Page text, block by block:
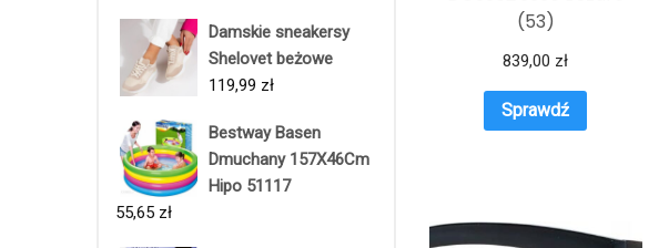
Damskie sneakersy
Shelovet beżowe
119,99 zł
Bestway Basen
Dmuchany 157X46Cm
Hipo 51117
55,65 zł
(53)
839,00 zł
Sprawdź